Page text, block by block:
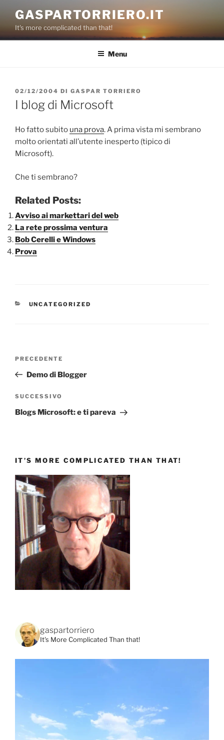
contenuto
GASPARTORRIERO.IT
It's more complicated than that!
Menu
PUBBLICATO
IL
02/12/2004 DI GASPAR TORRIERO
I blog di Microsoft
Ho fatto subito una prova. A prima vista mi sembrano
molto orientati all’utente inesperto (tipico di
Microsoft).
Che ti sembrano?
Related Posts:
Avviso ai markettari del web
La rete prossima ventura
Bob Cerelli e Windows
Prova
CATEGORIE
UNCATEGORIZED
Articolo
precedente:
PRECEDENTE
Demo di Blogger
Articolo
successivo
SUCCESSIVO
Blogs Microsoft: e ti pareva
IT’S MORE COMPLICATED THAN THAT!
gaspartorriero
It's More Complicated Than that!